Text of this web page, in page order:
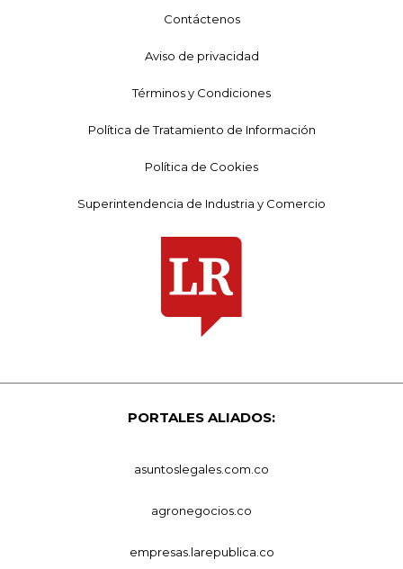
Contáctenos
Aviso de privacidad
Términos y Condiciones
Política de Tratamiento de Información
Política de Cookies
Superintendencia de Industria y Comercio
PORTALES ALIADOS:
asuntoslegales.com.co
agronegocios.co
empresas.larepublica.co